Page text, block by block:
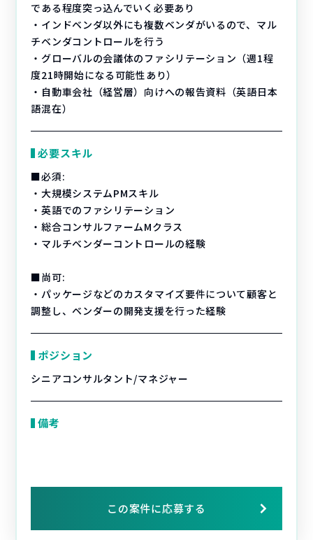
である程度突っ込んでいく必要あり
・インドベンダ以外にも複数ベンダがいるので、マル
チベンダコントロールを行う
・グローバルの会議体のファシリテーション（週1程
度21時開始になる可能性あり）
・自動車会社（経営層）向けへの報告資料（英語日本
語混在）
必要スキル
■必須:
・大規模システムPMスキル
・英語でのファシリテーション
・総合コンサルファームMクラス
・マルチベンダーコントロールの経験
■尚可:
・パッケージなどのカスタマイズ要件について顧客と
調整し、ベンダーの開発支援を行った経験
ポジション
シニアコンサルタント/マネジャー
備考
この案件に応募する